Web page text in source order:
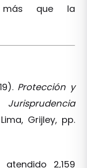
más que la
Protección y
Grijley, pp.
2,159